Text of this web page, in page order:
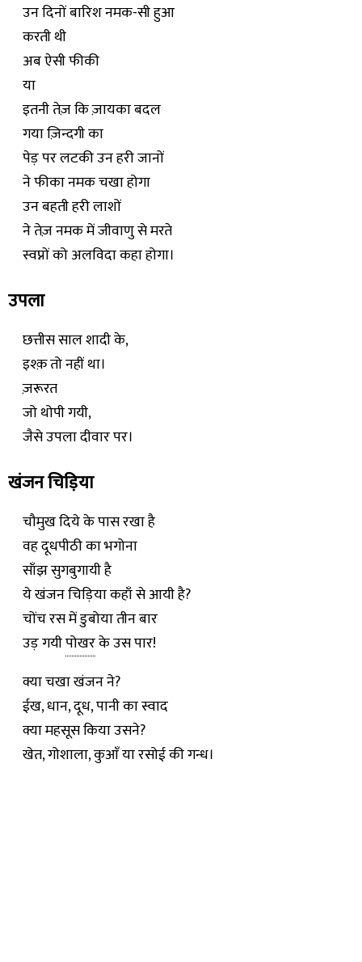
उन दिनों बारिश नमक-सी हुआ
करती थी
अब ऐसी फीकी
या
इतनी तेज़ कि ज़ायका बदल
गया ज़िन्दगी का
पेड़ पर लटकी उन हरी जानों
ने फीका नमक चखा होगा
उन बहती हरी लाशों
ने तेज़ नमक में जीवाणु से मरते
स्वप्नों को अलविदा कहा होगा।
उपला
छत्तीस साल शादी के,
इश्क़ तो नहीं था।
ज़रूरत
जो थोपी गयी,
जैसे उपला दीवार पर।
खंजन चिड़िया
चौमुख दिये के पास रखा है
वह दूधपीठी का भगोना
साँझ सुगबुगायी है
ये खंजन चिड़िया कहाँ से आयी है?
चोंच रस में डुबोया तीन बार
उड़ गयीपोखरके उस पार!
क्या चखा खंजन ने?
ईख, धान, दूध, पानी का स्वाद
क्या महसूस किया उसने?
खेत, गोशाला, कुआँ या रसोई की गन्ध।